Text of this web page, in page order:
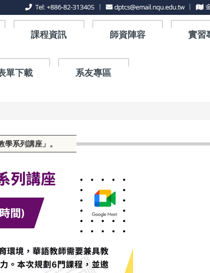
課程資訊 師資陣容 實習
單下載 系友專區
學系列講座」。